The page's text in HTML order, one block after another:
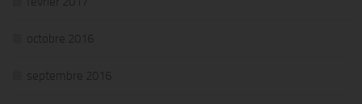
octobre 2016
septembre 2016